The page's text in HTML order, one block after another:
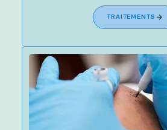
TRAITEMENTS